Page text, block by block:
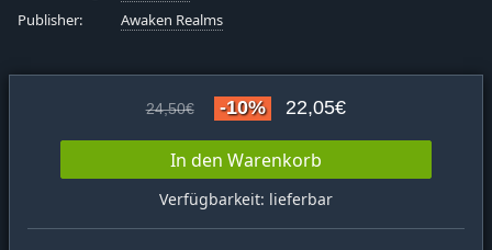
Publisher:
Awaken Realms
24,50€ -10% 22,05€
In den Warenkorb
Verfügbarkeit: lieferbar